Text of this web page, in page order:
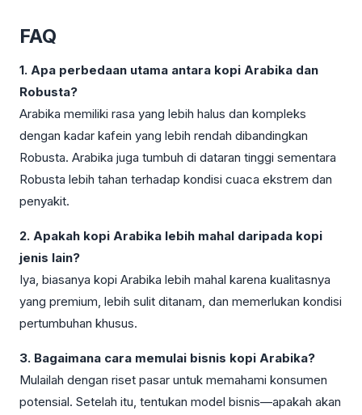
FAQ
1. Apa perbedaan utama antara kopi Arabika dan
Robusta?
Arabika memiliki rasa yang lebih halus dan kompleks
dengan kadar kafein yang lebih rendah dibandingkan
Robusta. Arabika juga tumbuh di dataran tinggi sementara
Robusta lebih tahan terhadap kondisi cuaca ekstrem dan
penyakit.
2. Apakah kopi Arabika lebih mahal daripada kopi
jenis lain?
Iya, biasanya kopi Arabika lebih mahal karena kualitasnya
yang premium, lebih sulit ditanam, dan memerlukan kondisi
pertumbuhan khusus.
3. Bagaimana cara memulai bisnis kopi Arabika?
Mulailah dengan riset pasar untuk memahami konsumen
potensial. Setelah itu, tentukan model bisnis—apakah akan